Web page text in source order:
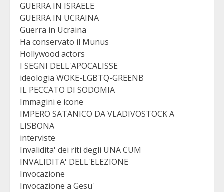
GUERRA IN ISRAELE
GUERRA IN UCRAINA
Guerra in Ucraina
Ha conservato il Munus
Hollywood actors
I SEGNI DELL'APOCALISSE
ideologia WOKE-LGBTQ-GREENB
IL PECCATO DI SODOMIA
Immagini e icone
IMPERO SATANICO DA VLADIVOSTOCK A
LISBONA
interviste
Invalidita' dei riti degli UNA CUM
INVALIDITA' DELL'ELEZIONE
Invocazione
Invocazione a Gesu'